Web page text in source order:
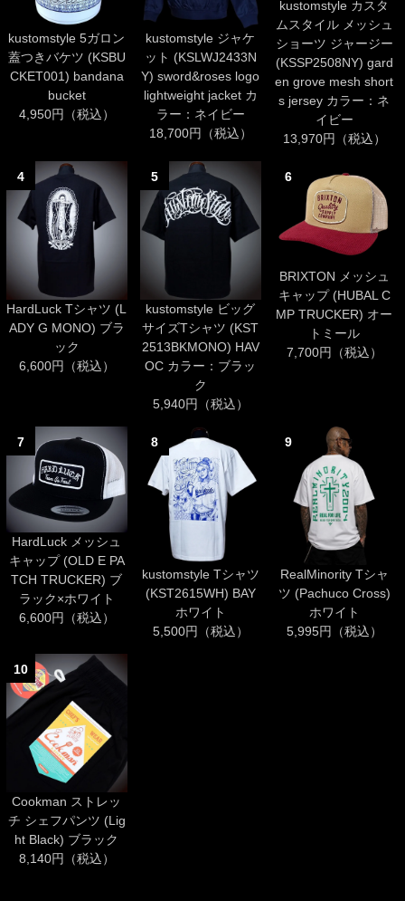
kustomstyle 5ガロン
蓋つきバケツ (KSBU
CKET001) bandana
bucket
4,950円（税込）
kustomstyle ジャケ
ット (KSLWJ2433N
Y) sword&roses logo
lightweight jacket カ
ラー：ネイビー
18,700円（税込）
kustomstyle カスタ
ムスタイル メッシュ
ショーツ ジャージー
(KSSP2508NY) gard
en grove mesh short
s jersey カラー：ネ
イビー
13,970円（税込）
4
HardLuck Tシャツ (L
ADY G MONO) ブラ
ック
6,600円（税込）
5
kustomstyle ビッグ
サイズTシャツ (KST
2513BKMONO) HAV
OC カラー：ブラッ
ク
5,940円（税込）
6
BRIXTON メッシュ
キャップ (HUBAL C
MP TRUCKER) オー
トミール
7,700円（税込）
7
HardLuck メッシュ
キャップ (OLD E PA
TCH TRUCKER) ブ
ラック×ホワイト
6,600円（税込）
8
kustomstyle Tシャツ
(KST2615WH) BAY
ホワイト
5,500円（税込）
9
RealMinority Tシャ
ツ (Pachuco Cross)
ホワイト
5,995円（税込）
10
Cookman ストレッ
チ シェフパンツ (Lig
ht Black) ブラック
8,140円（税込）